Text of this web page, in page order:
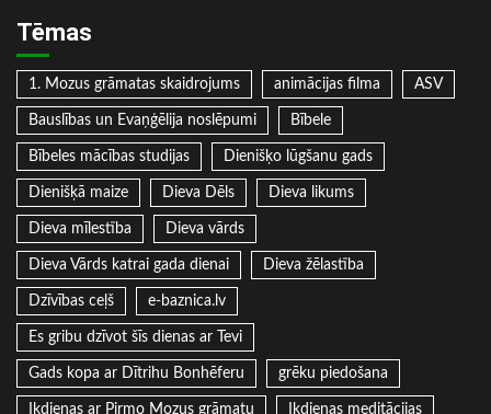
Tēmas
1. Mozus grāmatas skaidrojums animācijas filma ASV
Bauslības un Evaņģēlija noslēpumi Bībele
Bībeles mācības studijas Dienišķo lūgšanu gads
Dienišķā maize Dieva Dēls Dieva likums
Dieva mīlestība Dieva vārds
Dieva Vārds katrai gada dienai Dieva žēlastība
Dzīvības ceļš e-baznica.lv
Es gribu dzīvot šīs dienas ar Tevi
Gads kopa ar Dītrihu Bonhēferu grēku piedošana
Ikdienas ar Pirmo Mozus grāmatu Ikdienas meditācijas